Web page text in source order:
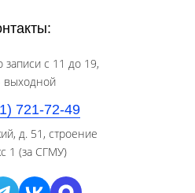
записи с 11 до 19,
выходной
721-72-49
д. 51, строение
1 (за СГМУ)